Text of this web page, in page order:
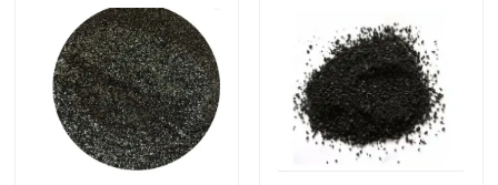
معلومات عنا
جولة في المعمل